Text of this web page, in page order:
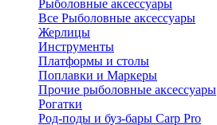
Рыболовные аксессуары
Все Рыболовные аксессуары
Жерлицы
Инструменты
Платформы и столы
Поплавки и Маркеры
Прочие рыболовные аксессуары
Рогатки
Род-поды и буз-бары Carp Pro